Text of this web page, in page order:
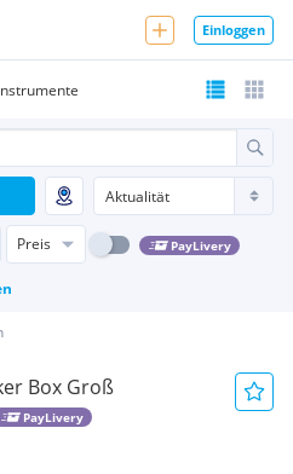
Einloggen
Preis PayLivery
Box Groß
PayLivery